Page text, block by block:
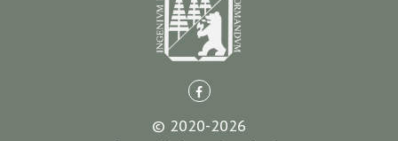
© 2020-2026